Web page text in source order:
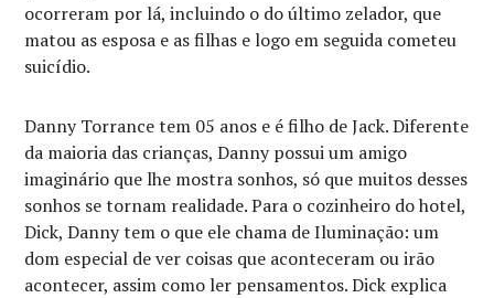
ocorreram por lá, incluindo o do último zelador, que
matou as esposa e as filhas e logo em seguida cometeu
suicídio.
Danny Torrance tem 05 anos e é filho de Jack. Diferente
da maioria das crianças, Danny possui um amigo
imaginário que lhe mostra sonhos, só que muitos desses
sonhos se tornam realidade. Para o cozinheiro do hotel,
Dick, Danny tem o que ele chama de Iluminação: um
dom especial de ver coisas que aconteceram ou irão
acontecer, assim como ler pensamentos. Dick explica